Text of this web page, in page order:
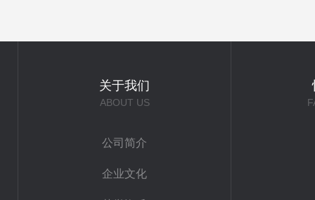
关于我们
ABOUT US
公司简介
企业文化